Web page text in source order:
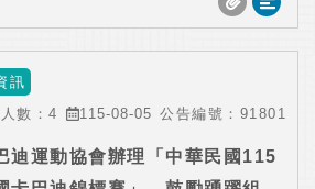
訊
數：4 115-08-05 公告編號： 91801
迪運動協會辦理「中華民國115